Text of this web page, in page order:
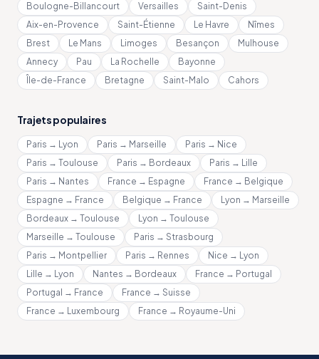
Boulogne-Billancourt
Versailles
Saint-Denis
Aix-en-Provence
Saint-Étienne Le Havre
Nîmes
Brest
Le Mans Limoges Besançon
Mulhouse
Annecy
Pau La Rochelle
Bayonne
Île-de-France
Bretagne Saint-Malo Cahors
Trajets populaires
Paris → Lyon Paris → Marseille
Paris → Nice
Paris → Toulouse
Paris → Bordeaux
Paris → Lille
Paris → Nantes
France → Espagne
France → Belgique
Espagne → France
Belgique → France
Lyon → Marseille
Bordeaux → Toulouse
Lyon → Toulouse
Marseille → Toulouse
Paris → Strasbourg
Paris → Montpellier
Paris → Rennes
Nice → Lyon
Lille → Lyon
Nantes → Bordeaux
France → Portugal
Portugal → France
France → Suisse
France → Luxembourg
France → Royaume-Uni